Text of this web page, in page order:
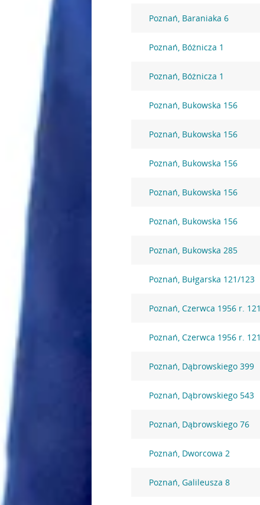
Poznań, Baraniaka 6
Poznań, Bóżnicza 1
Poznań, Bóżnicza 1
Poznań, Bukowska 156
Poznań, Bukowska 156
Poznań, Bukowska 156
Poznań, Bukowska 156
Poznań, Bukowska 156
Poznań, Bukowska 285
Poznań, Bułgarska 121/123
Poznań, Czerwca 1956 r. 121
Poznań, Czerwca 1956 r. 121
Poznań, Dąbrowskiego 399
Poznań, Dąbrowskiego 543
Poznań, Dąbrowskiego 76
Poznań, Dworcowa 2
Poznań, Galileusza 8